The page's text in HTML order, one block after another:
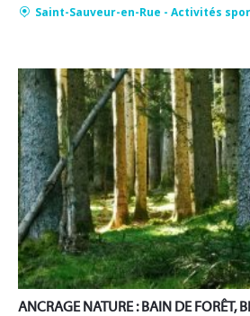
Saint-Sauveur-en-Rue - Activités
ANCRAGE NATURE : BAIN DE FORÊT,